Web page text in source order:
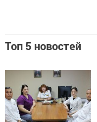
Топ 5 новостей